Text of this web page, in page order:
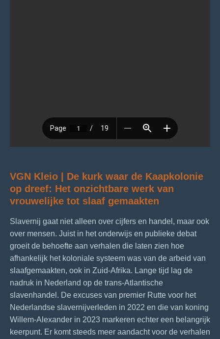
VGN Kleio | De kurk waar de Kaapkolonie
op dreef: Het onzichtbare werk van
vrouwelijke tot slaaf gemaakten
Slavernij gaat niet alleen over cijfers en handel, maar ook
over mensen. Juist in het onderwijs en publieke debat
groeit de behoefte aan verhalen die laten zien hoe
afhankelijk het koloniale systeem was van de arbeid van
slaafgemaakten, ook in Zuid-Afrika. Lange tijd lag de
nadruk in Nederland op de trans-Atlantische
slavenhandel. De excuses van premier Rutte voor het
Nederlandse slavernijverleden in 2022 en die van koning
Willem-Alexander in 2023 markeren echter een belangrijk
keerpunt. Er komt steeds meer aandacht voor de verhalen